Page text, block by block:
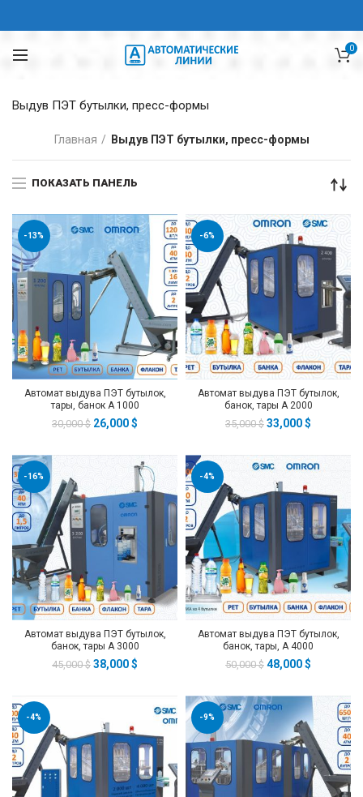
0
Выдув ПЭТ бутылки, пресс-формы
Главная Выдув ПЭТ бутылки, пресс-формы
ПОКАЗАТЬ ПАНЕЛЬ
-13%
Автомат выдува ПЭТ бутылок,
тары, банок А 1000
30,000$ 26,000$
-6%
Автомат выдува ПЭТ бутылок,
банок, тары А 2000
35,000$ 33,000$
-16%
Автомат выдува ПЭТ бутылок,
банок, тары А 3000
45,000$ 38,000$
-4%
Автомат выдува ПЭТ бутылок,
банок, тары, А 4000
50,000$ 48,000$
-4% -9%